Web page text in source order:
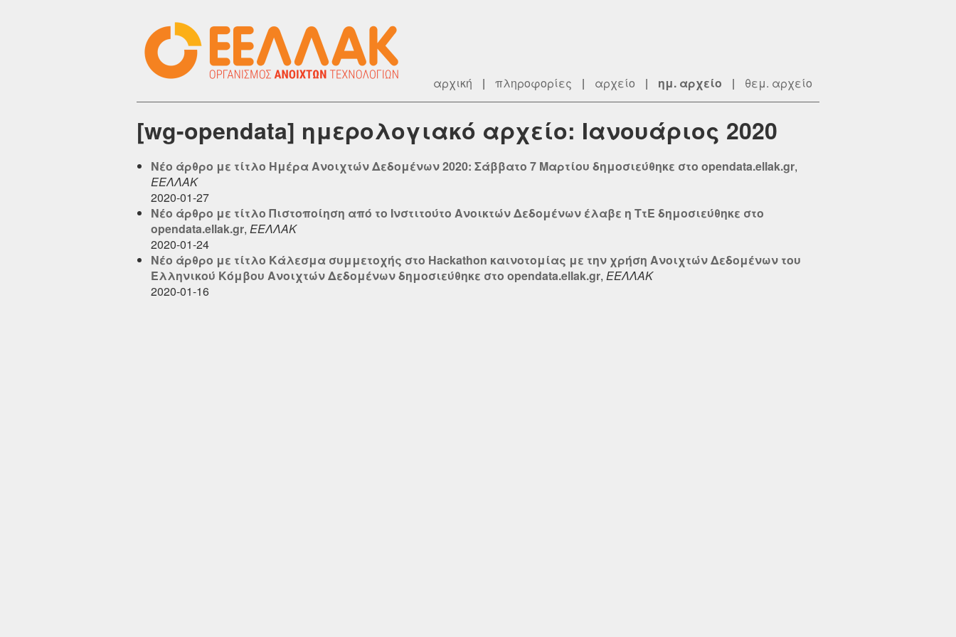
αρχική | πληροφορίες | αρχείο | ημ. αρχείο | θεμ. αρχείο
[wg-opendata] ημερολογιακό αρχείο: Ιανουάριος 2020
Νέο άρθρο με τίτλο Ημέρα Ανοιχτών Δεδομένων 2020: Σάββατο 7 Μαρτίου δημοσιεύθηκε στο opendata.ellak.gr,
ΕΕΛΛΑΚ
2020-01-27
Νέο άρθρο με τίτλο Πιστοποίηση από το Ινστιτούτο Ανοικτών Δεδομένων έλαβε η ΤτΕ δημοσιεύθηκε στο
opendata.ellak.gr, ΕΕΛΛΑΚ
2020-01-24
Νέο άρθρο με τίτλο Κάλεσμα συμμετοχής στο Hackathon καινοτομίας με την χρήση Ανοιχτών Δεδομένων του
Ελληνικού Κόμβου Ανοιχτών Δεδομένων δημοσιεύθηκε στο opendata.ellak.gr, ΕΕΛΛΑΚ
2020-01-16